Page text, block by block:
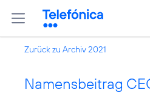
Zurück zu Archiv 2021
Namensbeitrag